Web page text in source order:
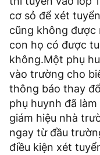
cơ sỏ để xét
cũng không được
con họ có được
không.Một phụ
vào trường cho
thông báo thay
phụ huynh đã
giám hiệu nhà
ngay từ đầu
điều kiện xét